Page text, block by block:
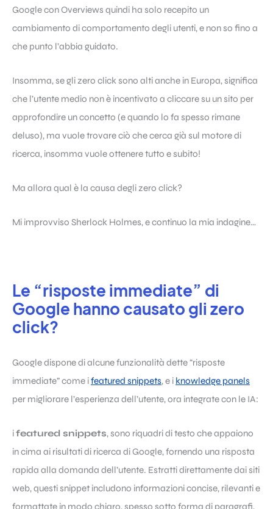
Google con Overviews quindi ha solo recepito un
cambiamento di comportamento degli utenti, e non so fino a
che punto l’abbia guidato.
Insomma, se gli zero click sono alti anche in Europa, significa
che l’utente medio non è incentivato a cliccare su un sito per
approfondire un concetto (e quando lo fa spesso rimane
deluso), ma vuole trovare ciò che cerca già sul motore di
ricerca, insomma vuole ottenere tutto e subito!
Ma allora qual è la causa degli zero click?
Mi improvviso Sherlock Holmes, e continuo la mia indagine…
Le “risposte immediate” di
Google hanno causato gli zero
click?
Google dispone di alcune funzionalità dette “risposte
immediate” come ifeatured snippets, e i knowledge panels
per migliorare l’esperienza dell’utente, ora integrate con le IA:
ifeatured snippets, sono riquadri di testo che appaiono
in cima ai risultati di ricerca di Google, fornendo una risposta
rapida alla domanda dell’utente. Estratti direttamente dai siti
web, questi snippet includono informazioni concise, rilevanti e
formattate in modo chiaro, spesso sotto forma di paragrafi,